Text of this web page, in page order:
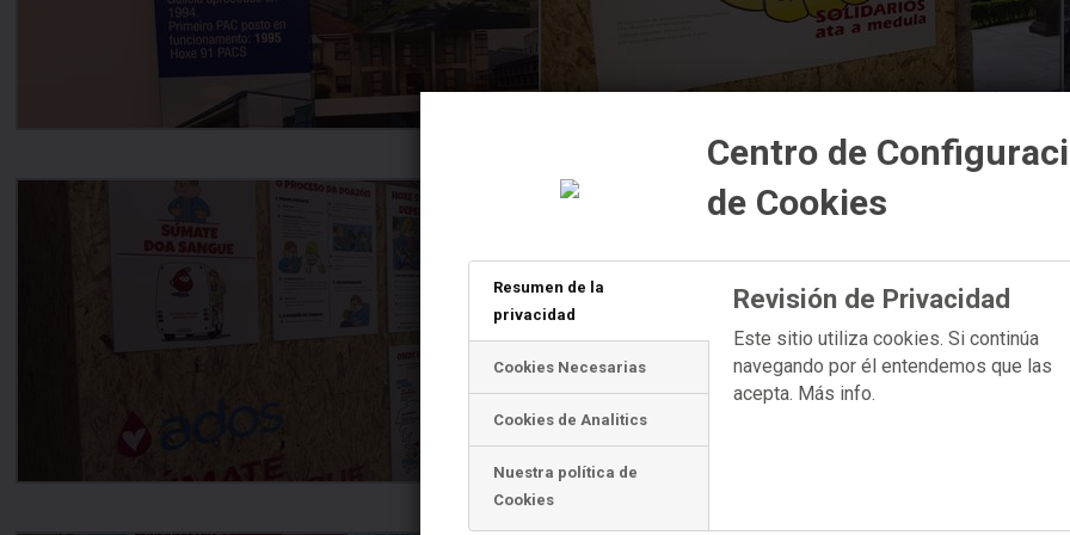
Centro de
de Cookies
Resumen de la
privacidad
Cookies Necesarias
Cookies de Analitics
Nuestra política de
Cookies
Revisión de Privacidad
Este sitio utiliza cookies. Si continúa
navegando por él entendemos que las
acepta. Más info.